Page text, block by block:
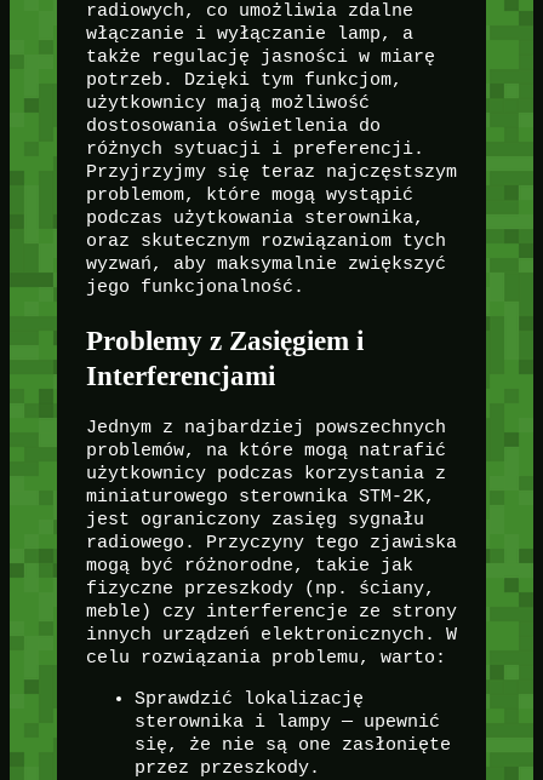
radiowych, co umożliwia zdalne
włączanie i wyłączanie lamp, a
także regulację jasności w miarę
potrzeb. Dzięki tym funkcjom,
użytkownicy mają możliwość
dostosowania oświetlenia do
różnych sytuacji i preferencji.
Przyjrzyjmy się teraz najczęstszym
problemom, które mogą wystąpić
podczas użytkowania sterownika,
oraz skutecznym rozwiązaniom tych
wyzwań, aby maksymalnie zwiększyć
jego funkcjonalność.
Problemy z Zasięgiem i
Interferencjami
Jednym z najbardziej powszechnych
problemów, na które mogą natrafić
użytkownicy podczas korzystania z
miniaturowego sterownika STM-2K,
jest ograniczony zasięg sygnału
radiowego. Przyczyny tego zjawiska
mogą być różnorodne, takie jak
fizyczne przeszkody (np. ściany,
meble) czy interferencje ze strony
innych urządzeń elektronicznych. W
celu rozwiązania problemu, warto:
Sprawdzić lokalizację
sterownika i lampy — upewnić
się, że nie są one zasłonięte
przez przeszkody.